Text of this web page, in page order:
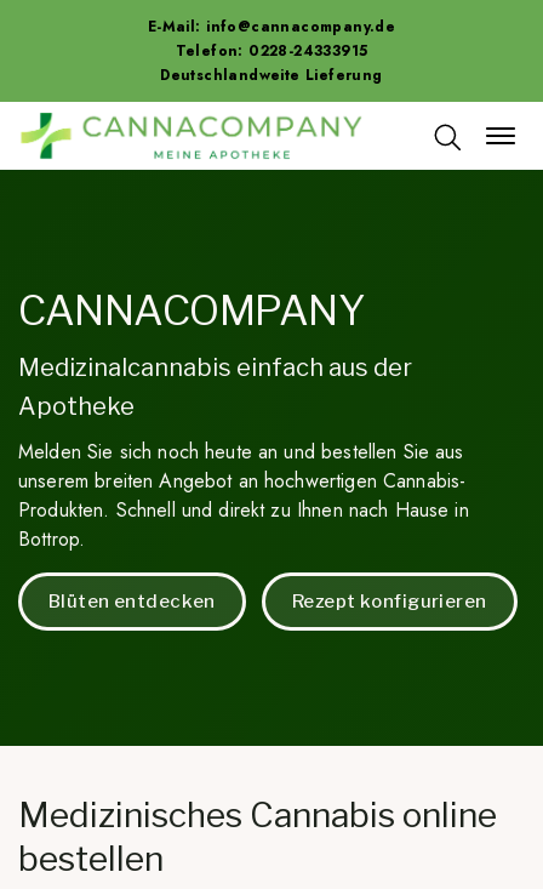
E-Mail: info@cannacompany.de
Telefon: 0228-24333915
Deutschlandweite Lieferung
CANNACOMPANY
Medizinalcannabis einfach aus der
Apotheke
Melden Sie sich noch heute an und bestellen Sie aus
unserem breiten Angebot an hochwertigen Cannabis-
Produkten. Schnell und direkt zu Ihnen nach Hause in
Bottrop.
Blüten entdecken Rezept konfigurieren
Medizinisches Cannabis online
bestellen